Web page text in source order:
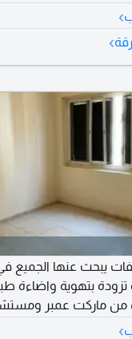
موقع استراتيجي
سهولة وسرعة
في المنطقة.
›
›
يبحث عنها الجميع
بتهوية واضاءة
من ماركت عمبر
›